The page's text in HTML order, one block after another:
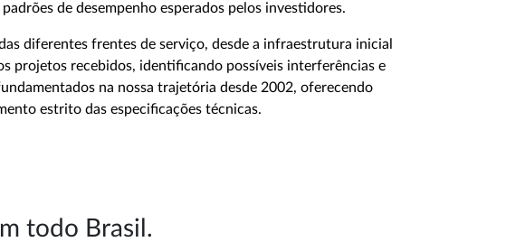
de desempenho esperados pelos investidores.
diferentes frentes de serviço, desde a infraestrutura inicial
projetos recebidos, identificando possíveis interferências e
na nossa trajetória desde 2002, oferecendo
estrito das especificações técnicas.
todo Brasil.